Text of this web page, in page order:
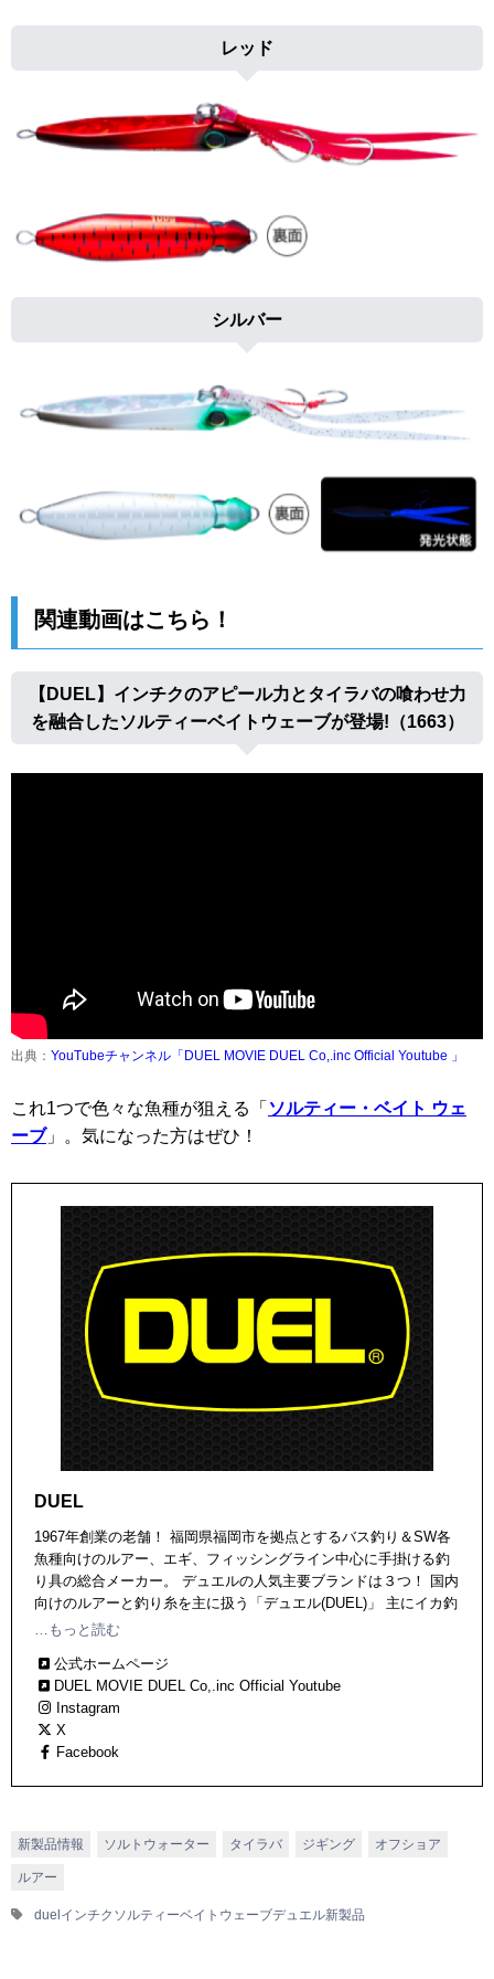
レッド
シルバー
関連動画はこちら！
【DUEL】インチクのアピール力とタイラバの喰わせ力
を融合したソルティーベイトウェーブが登場!（1663）
出典： YouTubeチャンネル「DUEL MOVIE DUEL Co,.inc Official Youtube 」
これ1つで色々な魚種が狙える「 ソルティー・ベイト ウェ
ーブ」。気になった方はぜひ！
DUEL
1967年創業の老舗！ 福岡県福岡市を拠点とするバス釣り＆SW各
魚種向けのルアー、エギ、フィッシングライン中心に手掛ける釣
り具の総合メーカー。 デュエルの人気主要ブランドは３つ！ 国内
向けのルアーと釣り糸を主に扱う「デュエル(DUEL)」 主にイカ釣
り製品と海外向けルアーを中心に扱う「ヨーヅリ(YO-ZURI)」 ラ
ー）」
…もっと読む
公式ホームページ
DUEL MOVIE DUEL Co,.inc Official Youtube
Instagram
X
Facebook
新製品情報 ソルトウォーター タイラバ ジギング オフショア
ルアー
duel インチク ソルティーベイトウェーブデュエル新製品